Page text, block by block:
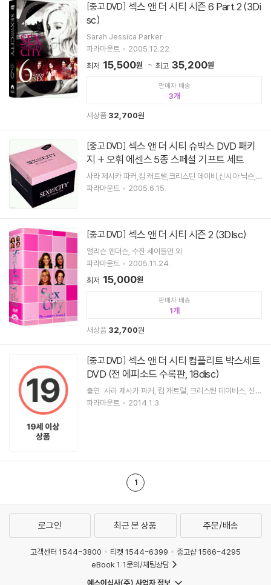
[중고 DVD]
sc)
Sarah Jessica Parker
파라마운트
2005.12.22.
최저 15,500원 최고 35,200원
판매자 배송
3
새상품 32,700원
[중고 DVD]
지 + 오휘 에센스 5종 스페셜 기프트 세트
사라 제시카 파커,킴 캐트랠,크리스틴 데이비,신시아 닉슨,
크리스 노쓰
파라마운트 2005.6.15.
[중고 DVD] 섹스 앤 더 시티 시즌 2 (3DIsc)
앨리슨 앤더슨, 수잔 세이들먼 외
파라마운트
2005.11.24.
최저 15,000원
판매자 배송
1
새상품 32,700원
[중고 DVD]
DVD (전 에피소드 수록판, 18disc)
출연: 사라 제시카 파커, 킴 캐트럴, 크리스틴 데이비스, 신시
아 닉슨
파라마운트 2014.1.3.
1
로그인 최근 본 상품 주문/배송
고객센터 1544-3800 티켓 1544-6399
중고샵 1566-4295
eBook 1:1문의/채팅상담
예스이십사(주) 사업자 정보